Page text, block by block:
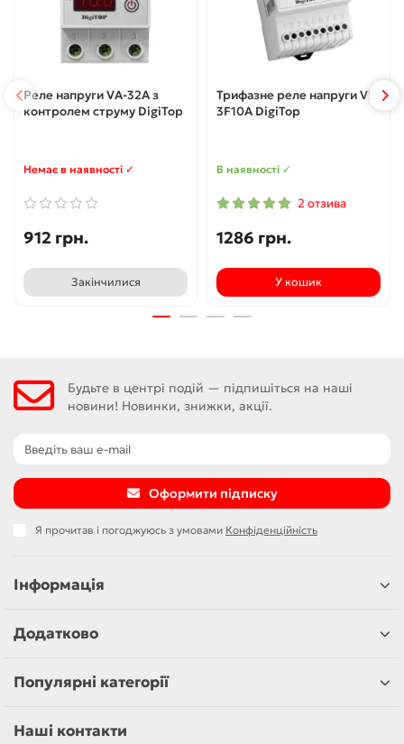
Реле напруги VA-32A з
контролем струму DigiTop
Немає в наявності ✓
912 грн.
Закінчилися
Трифазне реле напруги VP-
3F10A DigiTop
В наявності ✓
2 отзива
1286 грн.
У кошик
Будьте в центрі подій — підпишіться на наші
новини! Новинки, знижки, акції.
Оформити підписку
Я прочитав і погоджуюсь з умовами Конфіденційність
Інформація
Додатково
Популярні категорії
Наші контакти